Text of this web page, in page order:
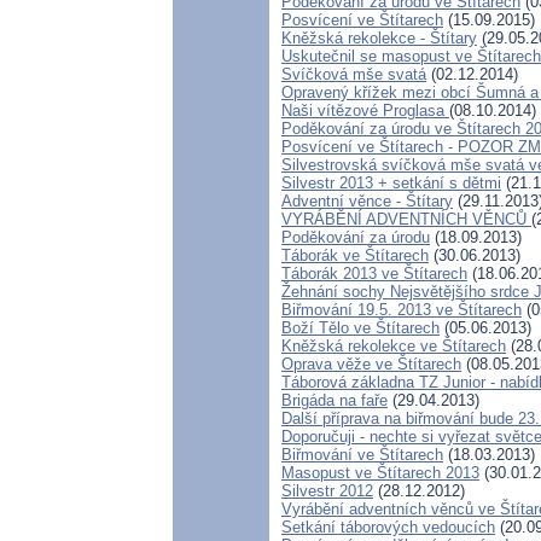
Posvícení ve Štítarech (15.09.2015)
Kněžská rekolekce - Štítary
Uskutečnil se masopust ve Štítarech
Svíčková mše svatá(02.12.2014)
Opravený křížek mezi obcí Šumná
Naši vítězové Proglasa (08.10.2014)
Poděkování za úrodu ve Štítarech
Posvícení ve Štítarech - POZOR
Silvestrovská svíčková mše svatá
Silvestr 2013 + setkání s dětmi
Adventní věnce - Štítary
VYRÁBĚNÍ ADVENTNÍCH VĚNCŮ
Poděkování za úrodu (18.09.2013)
Táborák ve Štítarech (30.06.2013)
Táborák 2013 ve Štítarech
Žehnání sochy Nejsvětějšího srdce
Biřmování 19.5. 2013 ve Štítarech
Boží Tělo ve Štítarech (05.06.2013)
Kněžská rekolekce ve Štítarech
Oprava věže ve Štítarech
Táborová základna TZ Junior -
Brigáda na faře (29.04.2013)
Další příprava na biřmování bude
Doporučuji - nechte si vyřezat
Biřmování ve Štítarech (18.03.2013)
Masopust ve Štítarech 2013
Silvestr 2012 (28.12.2012)
Vyrábění adventních věnců ve
Setkání táborových vedoucích